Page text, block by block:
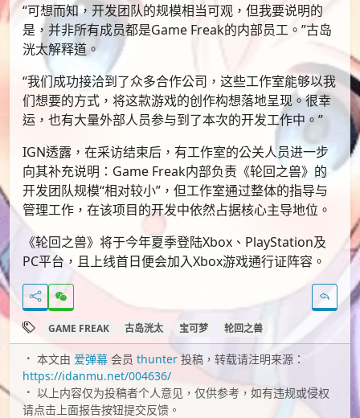
“可想而知，开发团队的规模相当可观，但我要说明的
是，并非所有成员都是Game Freak的内部员工。”古岛
洸太解释道。
“我们成功接洽到了众多合作公司，这些工作室能够以我
们想要的方式，将这款游戏的创作构想落地呈现。很幸
运，也有大量外部人员参与到了本次的开发工作中。”
IGN透露，在采访结束后，有工作室的公关人员进一步
向其补充说明：Game Freak内部负责《轮回之兽》的
开发团队规模“相对较小”，但工作室通过整体的指导与
管理工作，在该项目的开发中依然占据核心主导地位。
《轮回之兽》将于今年夏季登陆Xbox、PlayStation及
PC平台，且上线首日便会加入Xbox游戏通行证阵容。
GAME FREAK 古岛洸太 宝可梦 轮回之兽
本文由 爱弹幕 会员 thunter 投稿，转载请注明来源：
https://idanmu.net/004636/
以上内容仅为投稿者个人意见，仅供参考，如有违规或侵权
请点击上面报告按钮提交反馈。